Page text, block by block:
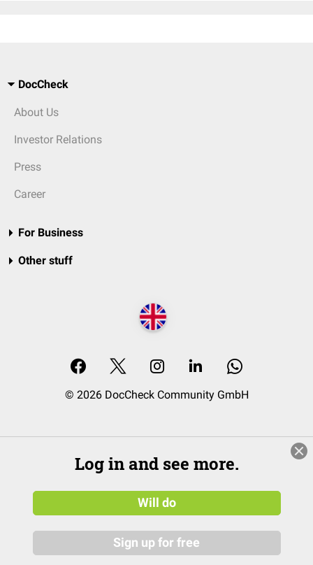
DocCheck
About Us
Investor Relations
Press
Career
For Business
Other stuff
© 2026 DocCheck Community GmbH
Log in and see more.
Will do
Sign up for free